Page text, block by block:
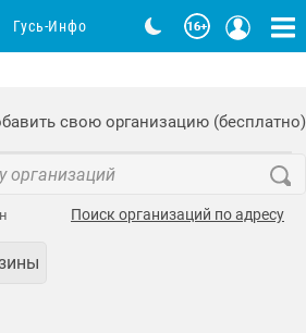
свою организацию (бесплатно)
Поиск организаций по адресу
Гусь-Инфо